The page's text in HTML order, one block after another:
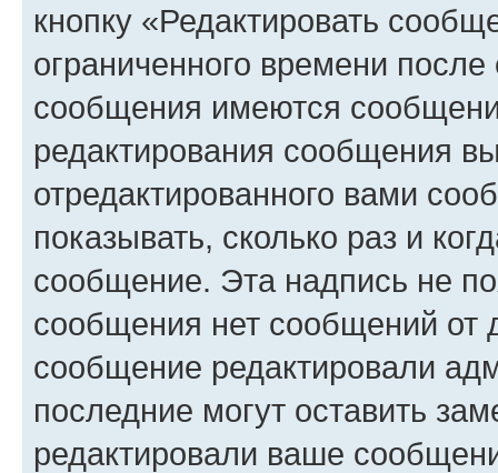
кнопку «Редактировать
ограниченного времени
сообщения имеются
редактирования сообщения
отредактированного вами
показывать, сколько раз и
сообщение. Эта надпись не
сообщения нет сообщений от
сообщение редактировали
последние могут оставить
редактировали ваше